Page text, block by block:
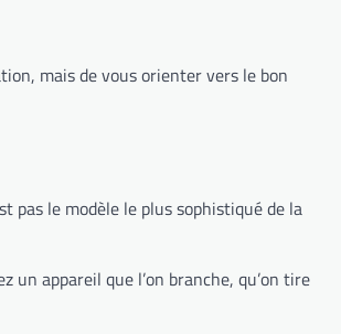
mais de vous orienter vers le bon
pas le modèle le plus sophistiqué de la
appareil que l’on branche, qu’on tire